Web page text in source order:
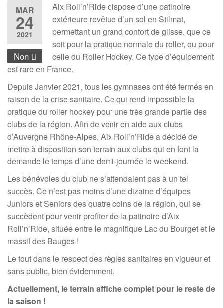
MAR
24
2021
Non
Aix Roll’n’Ride dispose d’une patinoire
extérieure revêtue d’un sol en Stilmat,
permettant un grand confort de glisse, que ce
soit pour la pratique normale du roller, ou pour
celle du Roller Hockey. Ce type d’équipement
est rare en France.
Depuis Janvier 2021, tous les gymnases ont été fermés en
raison de la crise sanitaire. Ce qui rend impossible la
pratique du roller hockey pour une très grande partie des
clubs de la région. Afin de venir en aide aux clubs
d’Auvergne Rhône-Alpes, Aix Roll’n’Ride a décidé de
mettre à disposition son terrain aux clubs qui en font la
demande le temps d’une demi-journée le weekend.
Les bénévoles du club ne s’attendaient pas à un tel
succès. Ce n’est pas moins d’une dizaine d’équipes
Juniors et Seniors des quatre coins de la région, qui se
succèdent pour venir profiter de la patinoire d’Aix
Roll’n’Ride, située entre le magnifique Lac du Bourget et le
massif des Bauges !
Le tout dans le respect des règles sanitaires en vigueur et
sans public, bien évidemment.
Actuellement, le terrain affiche complet pour le reste de
la saison !